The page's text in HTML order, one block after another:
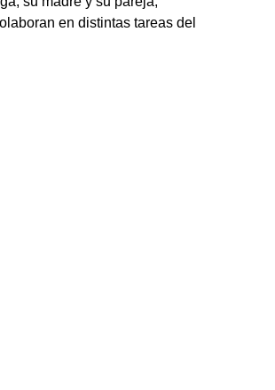
en distintas tareas del